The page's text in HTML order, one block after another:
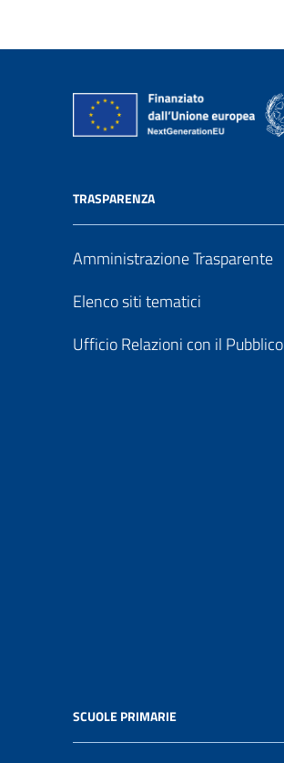
TRASPARENZA
Amministrazione Trasparente
Elenco siti tematici
Ufficio Relazioni con il Pubblico
SCUOLE PRIMARIE